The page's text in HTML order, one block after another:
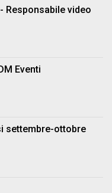
Responsabile video
Eventi
settembre-ottobre